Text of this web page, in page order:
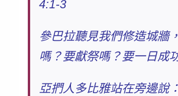
4:1-3
參巴拉聽見我們修造城牆
嗎？要獻祭嗎？要一日成
亞捫人多比雅站在旁邊說